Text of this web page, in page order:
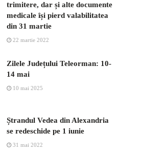
trimitere, dar și alte documente
medicale își pierd valabilitatea
din 31 martie
22 martie 2022
Zilele Județului Teleorman: 10-
14 mai
10 mai 2025
Ștrandul Vedea din Alexandria
se redeschide pe 1 iunie
31 mai 2022